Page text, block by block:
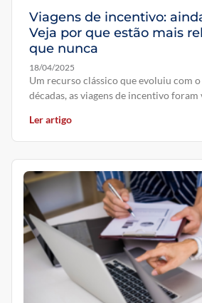
Viagens de incentivo:
Veja por que estão mais
que nunca
18/04/2025
Um recurso clássico que evoluiu com
décadas, as viagens de incentivo
Ler artigo